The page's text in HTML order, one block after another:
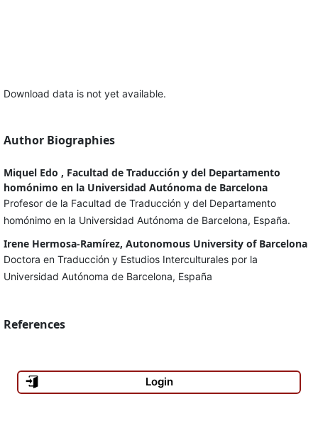
Download data is not yet available.
Author Biographies
Miquel Edo , Facultad de Traducción y del Departamento
homónimo en la Universidad Autónoma de Barcelona
Profesor de la Facultad de Traducción y del Departamento
homónimo en la Universidad Autónoma de Barcelona, España.
Irene Hermosa-Ramírez, Autonomous University of Barcelona
Doctora en Traducción y Estudios Interculturales por la
Universidad Autónoma de Barcelona, España
References
Login